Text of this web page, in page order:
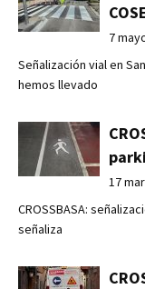
7
Señalización vial en
hemos llevado
17
CROSSBASA:
señaliza